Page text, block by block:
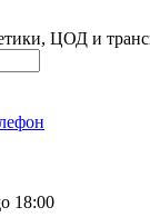
ЦОД и
18:00